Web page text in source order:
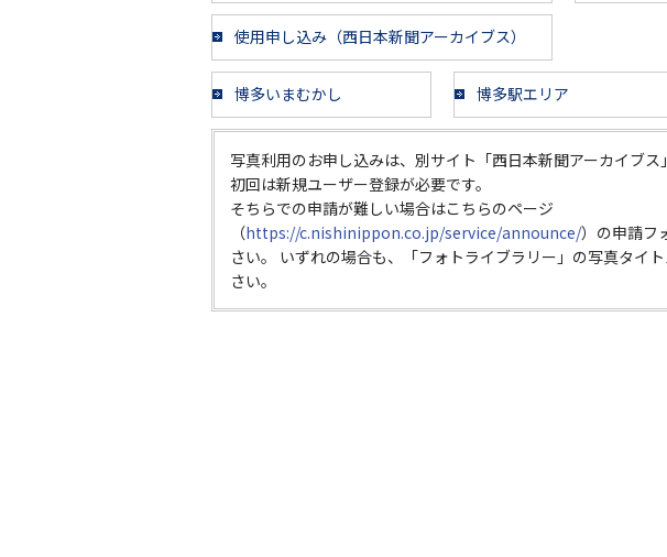
使用申し込み（西日本新聞アーカイブス）
博多いまむかし 博多駅エリア
写真利用のお申し込みは、別サイト「西日本新聞アーカイブス
初回は新規ユーザー登録が必要です。
そちらでの申請が難しい場合はこちらのページ
（https://c.nishinippon.co.jp/service/announce/）の申請フ
さい。 いずれの場合も、「フォトライブラリー」の写真タイ
さい。